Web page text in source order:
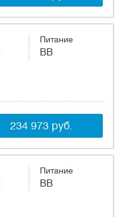
Питание
BB
234 973 руб.
Питание
BB